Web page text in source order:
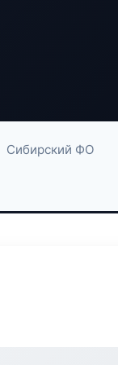
Сибирский ФО